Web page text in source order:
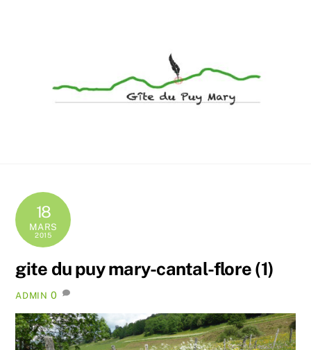
18
MARS
2015
gite du puy mary-cantal-flore (1)
ADMIN 0